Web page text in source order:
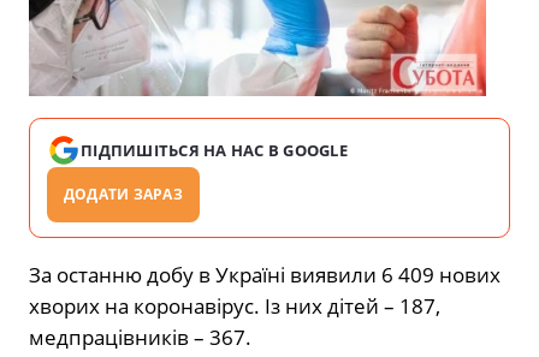
ПІДПИШІТЬСЯ НА НАС В GOOGLE
ДОДАТИ ЗАРАЗ
За останню добу в Україні виявили 6 409 нових
хворих на коронавірус. Із них дітей – 187,
медпрацівників – 367.